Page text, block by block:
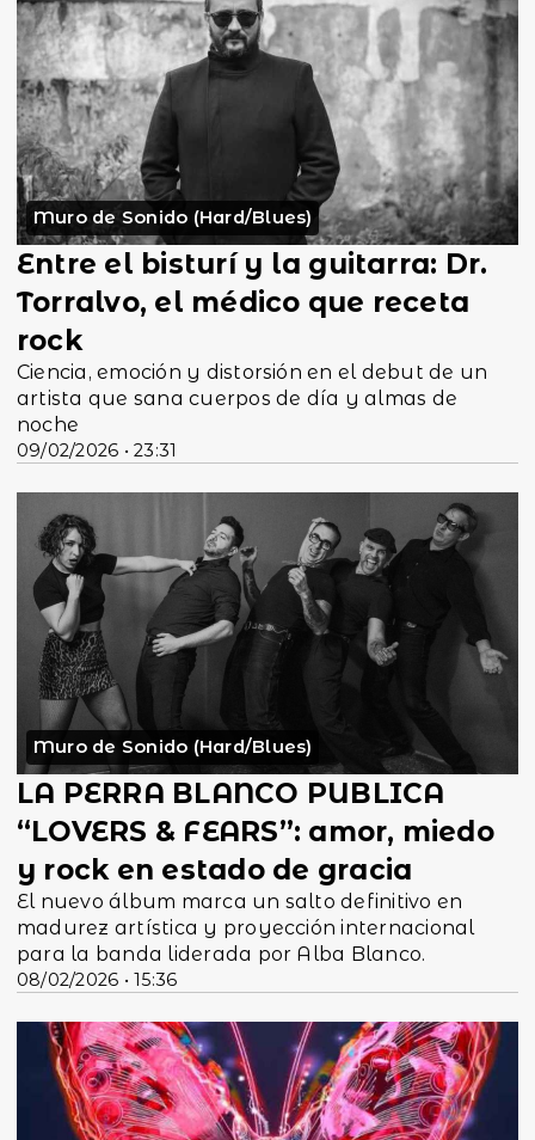
Muro de Sonido (Hard/Blues)
09/02/2026 • 23:31
Entre el bisturí y la guitarra: Dr.
Torralvo, el médico que receta
rock
Ciencia, emoción y distorsión en el debut de un
artista que sana cuerpos de día y almas de
noche
Muro de Sonido (Hard/Blues)
08/02/2026 • 15:36
LA PERRA BLANCO PUBLICA
“LOVERS & FEARS”: amor, miedo
y rock en estado de gracia
El nuevo álbum marca un salto definitivo en
madurez artística y proyección internacional
para la banda liderada por Alba Blanco.